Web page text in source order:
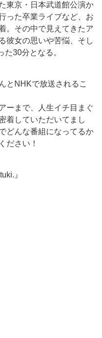
東京・日本武道館公演か
った卒業ライブなど、お
。その中で見えてきたア
彼女の思いや苦悩、そし
30分となる。
とNHKで放送されるこ
ーまで、人生イチ目まぐ
着していただいてまし
どんな番組になってるか
ださい！
』